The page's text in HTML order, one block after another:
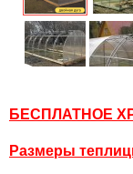
БЕСПЛАТНОЕ
Размеры